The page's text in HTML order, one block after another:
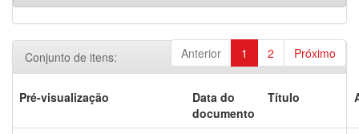
Anterior 1 2 Próximo
Conjunto de itens:
Pré-visualização
Data do
documento
Título